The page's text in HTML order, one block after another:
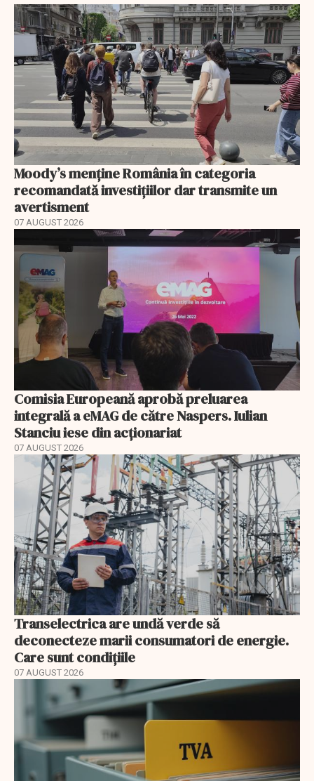
Moody’s menține România în categoria
recomandată investițiilor dar transmite un
avertisment
07 AUGUST 2026
Comisia Europeană aprobă preluarea
integrală a eMAG de către Naspers. Iulian
Stanciu iese din acționariat
07 AUGUST 2026
Transelectrica are undă verde să
deconecteze marii consumatori de energie.
Care sunt condițiile
07 AUGUST 2026